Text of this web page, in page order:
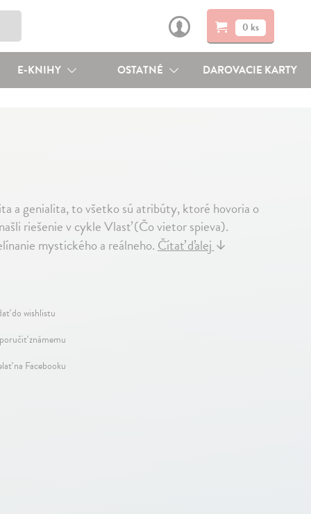
0 ks
E-KNIHY OSTATNÉ DAROVACIE KARTY
a genialita, to všetko sú atribúty, ktoré hovoria o
riešenie v cykle Vlasť (Čo vietor spieva).
mystického a reálneho.Čítať ďalej↓
do wishlistu
známemu
na Facebooku